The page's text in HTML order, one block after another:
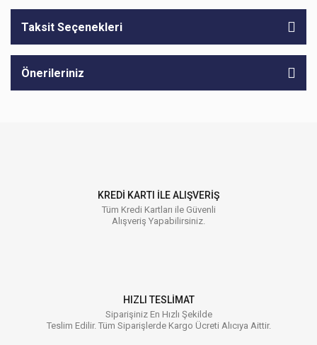
Taksit Seçenekleri
Önerileriniz
KREDİ KARTI İLE ALIŞVERİŞ
Tüm Kredi Kartları ile Güvenli
Alışveriş Yapabilirsiniz.
HIZLI TESLİMAT
Siparişiniz En Hızlı Şekilde
Teslim Edilir. Tüm Siparişlerde Kargo Ücreti Alıcıya Aittir.